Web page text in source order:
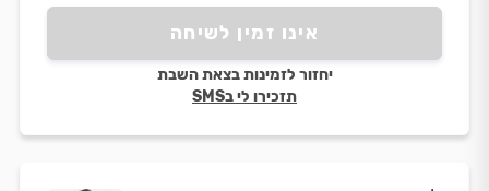
אינו זמין לשיחה
יחזור לזמינות בצאת השבת
תזכירו לי בSMS